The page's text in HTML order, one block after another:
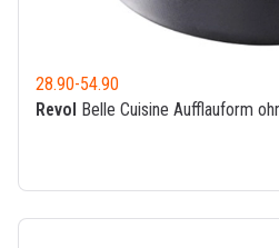
28.90-54.90
Revol Belle Cuisine Aufflauform